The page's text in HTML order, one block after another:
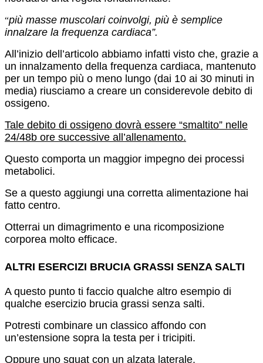
“più masse muscolari coinvolgi, più è semplice
innalzare la frequenza cardiaca”.
All’inizio dell’articolo abbiamo infatti visto che, grazie a
un innalzamento della frequenza cardiaca, mantenuto
per un tempo più o meno lungo (dai 10 ai 30 minuti in
media) riusciamo a creare un considerevole debito di
ossigeno.
Tale debito di ossigeno dovrà essere “smaltito” nelle
24/48b ore successive all’allenamento.
Questo comporta un maggior impegno dei processi
metabolici.
Se a questo aggiungi una corretta alimentazione hai
fatto centro.
Otterrai un dimagrimento e una ricomposizione
corporea molto efficace.
ALTRI ESERCIZI BRUCIA GRASSI SENZA SALTI
A questo punto ti faccio qualche altro esempio di
qualche esercizio brucia grassi senza salti.
Potresti combinare un classico affondo con
un’estensione sopra la testa per i tricipiti.
Oppure uno squat con un alzata laterale.